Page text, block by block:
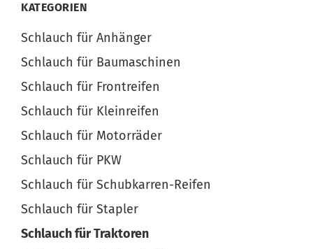
KATEGORIEN
Schlauch für Anhänger
Schlauch für Baumaschinen
Schlauch für Frontreifen
Schlauch für Kleinreifen
Schlauch für Motorräder
Schlauch für PKW
Schlauch für Schubkarren-Reifen
Schlauch für Stapler
Schlauch für Traktoren